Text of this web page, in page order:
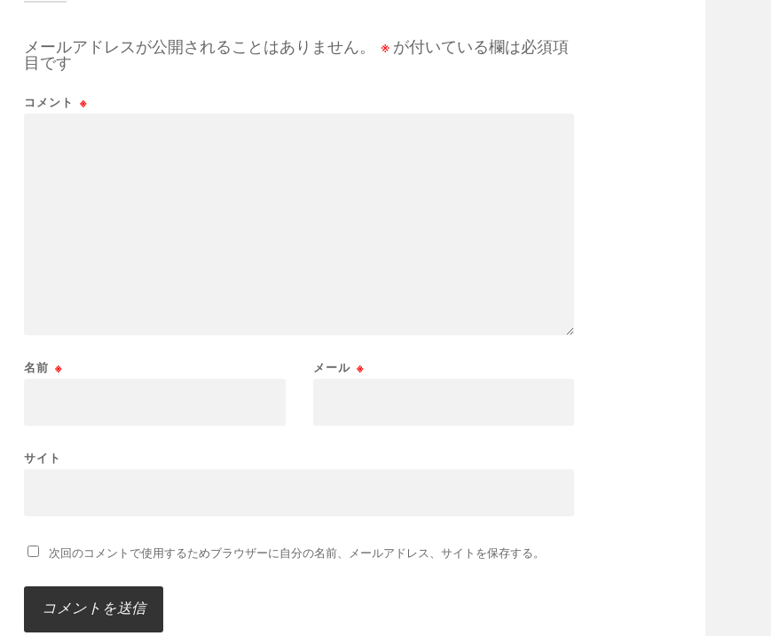
メールアドレスが公開されることはありません。 ※ が付いている欄は必須項
目です
コメント ※
名前 ※ メール ※
サイト
次回のコメントで使用するためブラウザーに自分の名前、メールアドレス、サイトを保存する。